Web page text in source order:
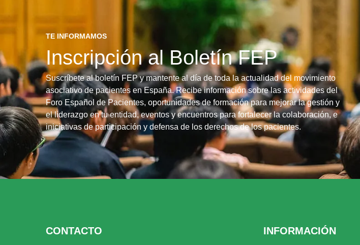
TE INFORMAMOS
Inscripción al Boletín FEP
Suscríbete al boletín FEP y mantente al día de toda la actualidad del movimiento
asociativo de pacientes en España. Recibe información sobre las actividades del
Foro Español de Pacientes, oportunidades de formación para mejorar la gestión y
el liderazgo en tu entidad, eventos y encuentros para fortalecer la colaboración, e
iniciativas de participación y defensa de los derechos de los pacientes.
CONTACTO INFORMACIÓN